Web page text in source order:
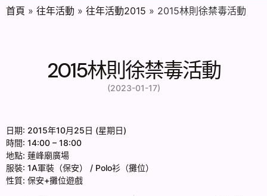
首頁 » 往年活動 » 往年活動2015 » 2015林則徐禁毒活動
2015林則徐禁毒活動
(2023-01-17)
日期: 2015年10月25日 (星期日)
時間: 14:00 – 18:00
地點: 蓮峰廟廣場
服裝: 1A軍裝（保安） / Polo衫（攤位）
性質: 保安+攤位遊戲